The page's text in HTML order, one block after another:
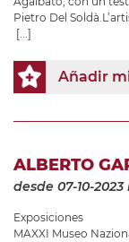
Pietro Del
[...]
Añadir
ALBERTO
desde 07-10-2023
Exposiciones
MAXXI Museo